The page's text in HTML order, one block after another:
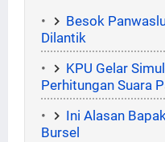
Besok
Dilantik
KPU Gelar
Perhitungan Suara
Ini Alasan
Bursel